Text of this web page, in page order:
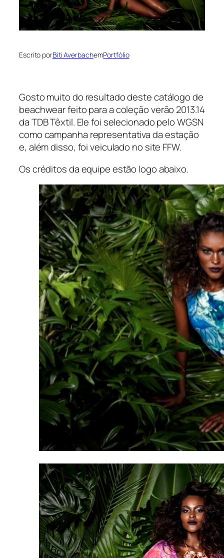
Escrito porBiti AverbachemPortfólio
Gosto muito do resultado deste catálogo de
beachwear feito para a coleção verão 2013.14
da TDB Têxtil. Ele foi selecionado pelo WGSN
como campanha representativa da estação
e, além disso, foi veiculado no site FFW.
Os créditos da equipe estão logo abaixo.